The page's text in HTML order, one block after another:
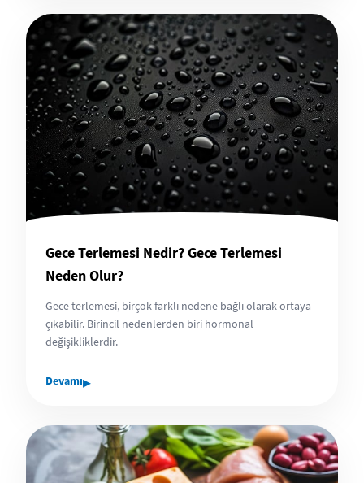
Gece Terlemesi Nedir? Gece Terlemesi
Neden Olur?
Gece terlemesi, birçok farklı nedene bağlı olarak ortaya
çıkabilir. Birincil nedenlerden biri hormonal
değişikliklerdir.
Devamı▸